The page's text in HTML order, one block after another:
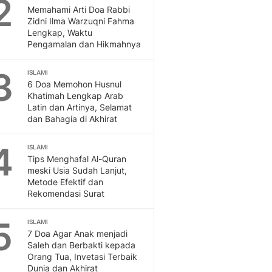
Memahami Arti Doa Rabbi
Zidni Ilma Warzuqni Fahma
Lengkap, Waktu
Pengamalan dan Hikmahnya
ISLAMI
6 Doa Memohon Husnul
Khatimah Lengkap Arab
Latin dan Artinya, Selamat
dan Bahagia di Akhirat
ISLAMI
Tips Menghafal Al-Quran
meski Usia Sudah Lanjut,
Metode Efektif dan
Rekomendasi Surat
ISLAMI
7 Doa Agar Anak menjadi
Saleh dan Berbakti kepada
Orang Tua, Invetasi Terbaik
Dunia dan Akhirat